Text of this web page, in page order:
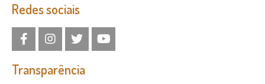
Redes sociais
Transparência